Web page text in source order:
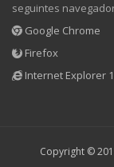
seguintes
Google Chrome
Firefox
Internet Explorer
Copyright ©